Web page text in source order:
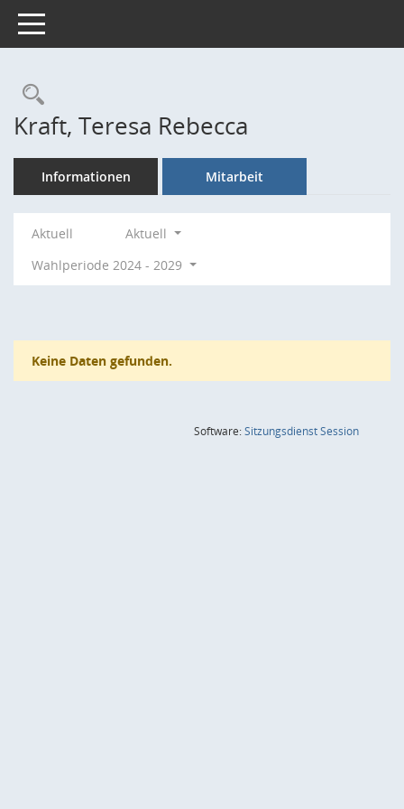
Toggle navigation
Rechercheauswahl
Kraft, Teresa Rebecca
Informationen Mitarbeit
Aktuell
Aktuell
Wahlperiode 2024 - 2029
Keine Daten gefunden.
Software:SitzungsdienstSession(Wird in